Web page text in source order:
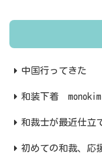
中国行ってきた
和装下着
和裁士が最近仕立
初めての和裁、応